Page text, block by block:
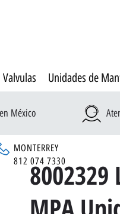
Valvulas Unidades de
México
MONTERREY
812 074 7330